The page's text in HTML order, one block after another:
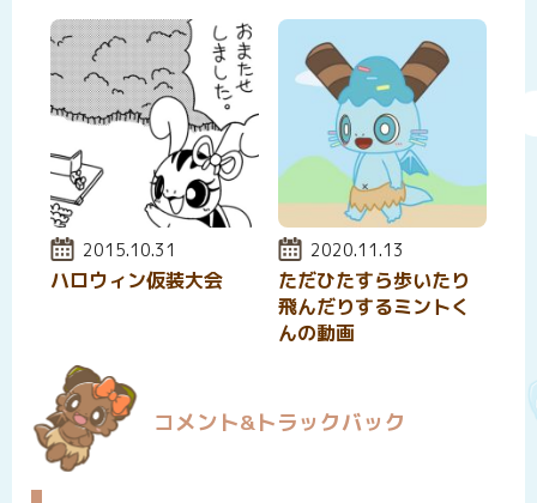
投稿日:
2015.10.31
ハロウィン仮装大会
投稿日:
2020.11.13
ただひたすら歩いたり
飛んだりするミントく
んの動画
コメント&トラックバック